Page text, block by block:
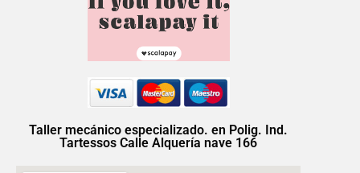
Taller mecánico especializado. en Polig. Ind.
Tartessos Calle Alquería nave 166